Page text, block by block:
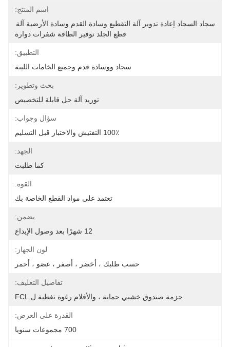
اسم المنتج:
قطع الجلد توفير الطاقة شفرات دوارة
التطبيق:
سجاد ووسادة قدم وجميع الخامات اللينة
بحث وتطوير:
توريد آلة حل قابلة للتخصيص
سؤال وجواب:
100٪ التفتيش والاختبار قبل التسليم
الجهد:
كما طلبت
القوة:
تعتمد على مواد القطع الخاصة بك
يضمن:
12 شهرًا بعد وصول الإيداع
لون الجهاز:
حسب طلبك ، أخضر ، أصفر ، عضو ، أحمر
تفاصيل التغليف:
حزمة صندوق خشبي حماية ، والأفلام رغوة تغطية ل FCL
القدرة على العرض:
700 مجموعات سنويا